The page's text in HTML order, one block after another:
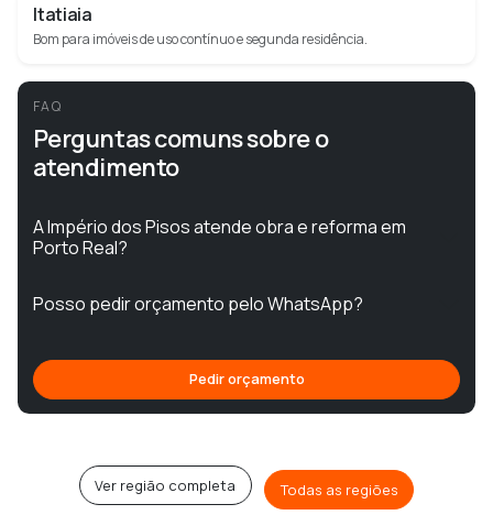
Itatiaia
Bom para imóveis de uso contínuo e segunda residência.
FAQ
Perguntas comuns sobre o
atendimento
A Império dos Pisos atende obra e reforma em
Porto Real?
Posso pedir orçamento pelo WhatsApp?
Pedir orçamento
Ver região completa Todas as regiões